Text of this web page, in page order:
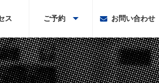
ス ご予約 お問い合わせ